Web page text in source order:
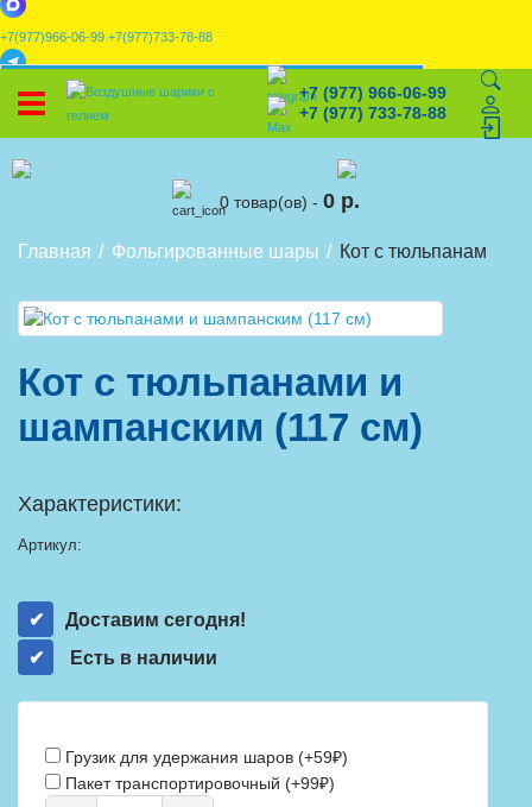
+7(977)966-06-99 +7(977)733-78-88
🎈 Конструктор
x УСТАНОВИТЕ НАШЕ ПРИЛОЖЕНИЕ!+7 (977) 966-06-99
+7 (977) 733-78-88
0 товар(ов) - 0 р.
Главная Фольгированные шары Кот с тюльпанами и
Кот с тюльпанами и
шампанским (117 см)
Характеристики:
Артикул:
Доставим сегодня!
Есть в наличии
Грузик для удержания шаров (+59₽)
Пакет транспортировочный (+99₽)